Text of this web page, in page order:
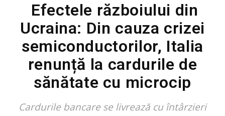
de
Efectele războiului din
Ucraina: Din cauza crizei
semiconductorilor, Italia
renunță la cardurile de
sănătate cu microcip
Cardurile bancare se livrează cu întârzieri